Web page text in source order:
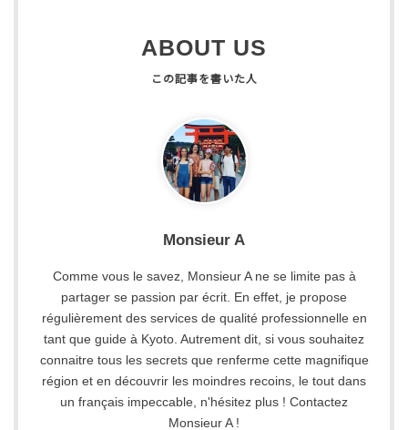
ABOUT US
Monsieur A
Comme vous le savez, Monsieur A ne se limite pas à
partager se passion par écrit. En effet, je propose
régulièrement des services de qualité professionnelle en
tant que guide à Kyoto. Autrement dit, si vous souhaitez
connaitre tous les secrets que renferme cette magnifique
région et en découvrir les moindres recoins, le tout dans
un français impeccable, n'hésitez plus ! Contactez
Monsieur A !